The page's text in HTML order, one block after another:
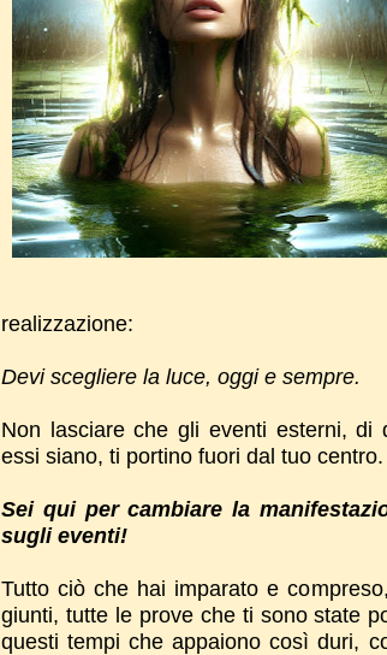
realizzazione:
Devi scegliere la luce, oggi e sempre.
Non lasciare che gli eventi esterni, di
essi siano, ti portino fuori dal tuo centro.
Sei qui per cambiare la
sugli eventi!
Tutto ciò che hai imparato e
giunti, tutte le prove che ti sono state
questi tempi che appaiono così duri,